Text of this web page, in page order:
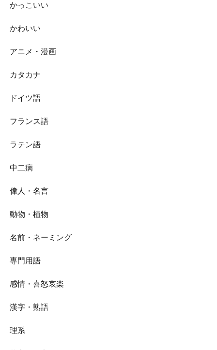
かっこいい
かわいい
アニメ・漫画
カタカナ
ドイツ語
フランス語
ラテン語
中二病
偉人・名言
動物・植物
名前・ネーミング
専門用語
感情・喜怒哀楽
漢字・熟語
理系